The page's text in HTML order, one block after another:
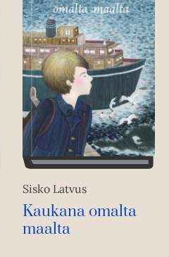
Sisko Latvus
Kaukana omalta
maalta